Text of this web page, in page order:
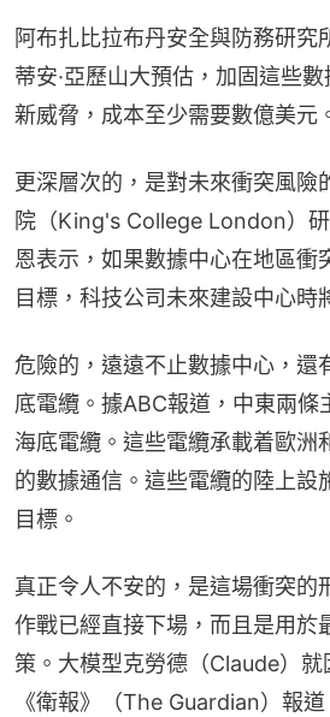
阿布扎比拉布丹安全與防務研究
蒂安·亞歷山大預估，加固這些
新威脅，成本至少需要數億美元
更深層次的，是對未來衝突風險
院（King's College London）
恩表示，如果數據中心在地區衝
目標，科技公司未來建設中心時
危險的，遠遠不止數據中心，
底電纜。據ABC報道，中東兩條
海底電纜。這些電纜承載着歐洲
的數據通信。這些電纜的陸上設
目標。
真正令人不安的，是這場衝突的
作戰已經直接下場，而且是用
策。大模型克勞德（Claude）就
《衛報》（The Guardian）報